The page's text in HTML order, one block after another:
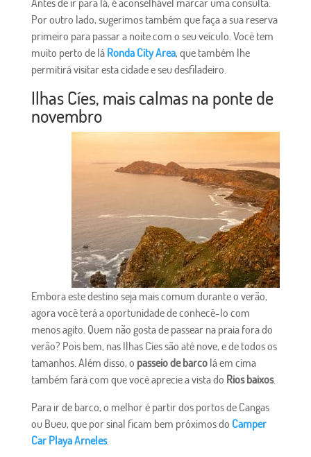
Por outro lado, sugerimos também que faça a sua reserva
primeiro para passar a noite com o seu veículo. Você tem
muito perto de lá Ronda City Area, que também lhe
permitirá visitar esta cidade e seu desfiladeiro.
Ilhas Cíes, mais calmas na ponte de
novembro
Embora este destino seja mais comum durante o verão,
agora você terá a oportunidade de conhecê-lo com
menos agito. Quem não gosta de passear na praia fora do
verão? Pois bem, nas Ilhas Cíes são até nove, e de todos os
tamanhos. Além disso, o passeio de barcolá em cima
também fará com que você aprecie a vista do Rios baixos.
Para ir de barco, o melhor é partir dos portos de Cangas
ou Bueu, que por sinal ficam bem próximos do Camper
Car Playa Arneles.